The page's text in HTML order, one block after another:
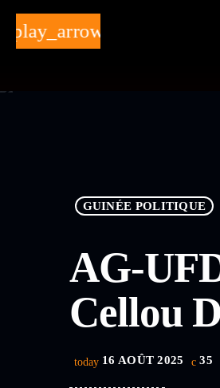
play_arrow
GUINÉE POLITIQUE
AG-
Cellou
today 16 AOÛT 2025 35